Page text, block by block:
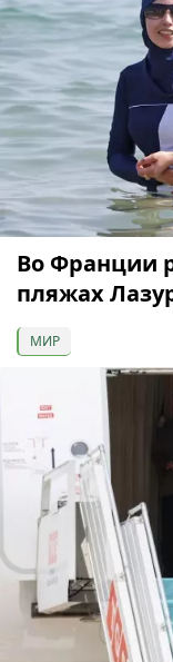
Во Франции
пляжах
МИР